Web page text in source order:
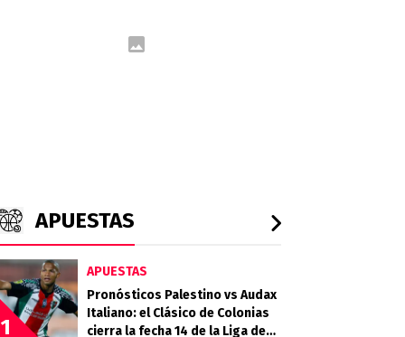
APUESTAS
1
APUESTAS
Pronósticos Palestino vs Audax
Italiano: el Clásico de Colonias
cierra la fecha 14 de la Liga de